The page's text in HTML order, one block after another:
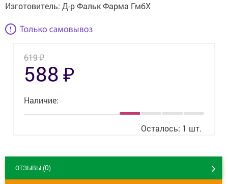
Уход за больными
Витамины и БАД
Скидки и акции
Изготовитель: Д-р Фальк Фарма ГмбХ
619₽
588₽
Наличие:
Осталось: 1 шт.
ОТЗЫВЫ (0)